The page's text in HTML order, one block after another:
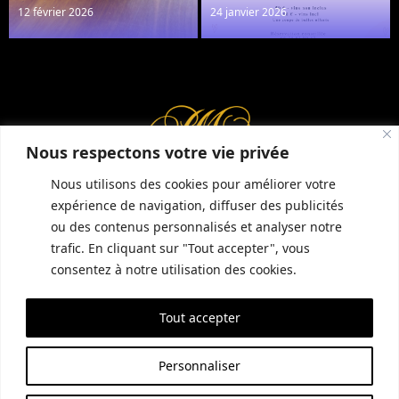
Nous respectons votre vie privée
Nous utilisons des cookies pour améliorer votre
expérience de navigation, diffuser des publicités
ou des contenus personnalisés et analyser notre
trafic. En cliquant sur "Tout accepter", vous
consentez à notre utilisation des cookies.
Personnaliser
Tout accepter
12 février 2026 24 janvier 2026
INFORMATIONS COMPLÉMENTAIRES GUIDE LOCAL
MENTIONS LÉGALES
CONDITIONS GÉNÉRALES DE VENTE (CGV)
POLITIQUE DE CONFIDENTIALITÉ
SITE RÉALISÉ PAR EMPREINTE SEO